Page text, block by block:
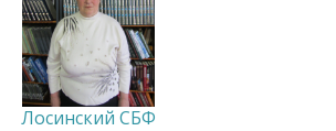
Лосинский СБФ